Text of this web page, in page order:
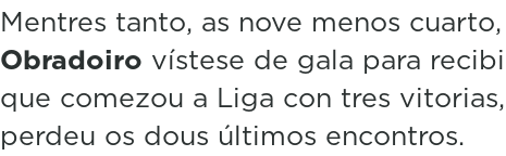
Mentres tanto, as nove menos
Obradoiro vístese de gala para
que comezou a Liga con tres
perdeu os dous últimos encontros.